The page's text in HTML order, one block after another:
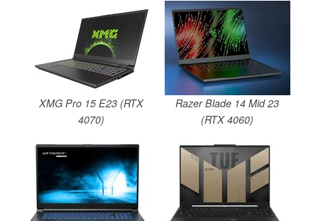
XMG Pro 15 E23 (RTX
4070)
Razer Blade 14 Mid 23
(RTX 4060)